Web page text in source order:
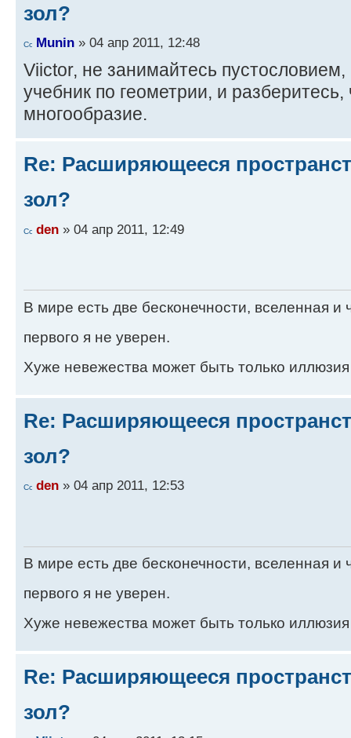
зол?
Munin » 04 апр 2011, 12:48
Viictor, не занимайтесь пустословием,
учебник по геометрии, и
многообразие.
Re: Расширяющееся
зол?
den » 04 апр 2011, 12:49
В мире есть две бесконечности, вселенная и
первого я не уверен.
Хуже невежества может быть только
Re: Расширяющееся
зол?
den » 04 апр 2011, 12:53
В мире есть две бесконечности, вселенная и
первого я не уверен.
Хуже невежества может быть только
Re: Расширяющееся
зол?